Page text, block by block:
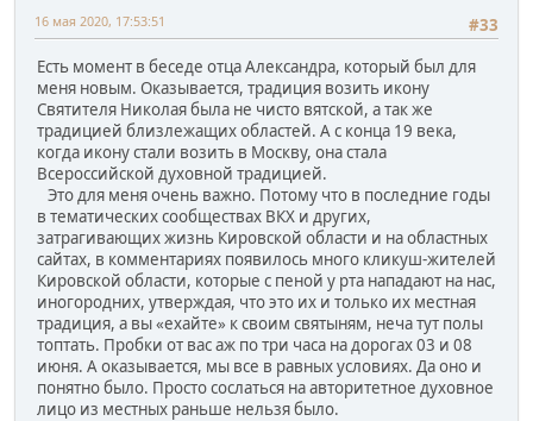
#33
16 мая 2020, 17:53:51
Есть момент в беседе отца Александра, который был для
меня новым. Оказывается, традиция возить икону
Святителя Николая была не чисто вятской, а так же
традицией близлежащих областей. А с конца 19 века,
когда икону стали возить в Москву, она стала
Всероссийской духовной традицией.
Это для меня очень важно. Потому что в последние годы
в тематических сообществах ВКХ и других,
затрагивающих жизнь Кировской области и на областных
сайтах, в комментариях появилось много кликуш-жителей
Кировской области, которые с пеной у рта нападают на нас,
иногородних, утверждая, что это их и только их местная
традиция, а вы «ехайте» к своим святыням, неча тут полы
топтать. Пробки от вас аж по три часа на дорогах 03 и 08
июня. А оказывается, мы все в равных условиях. Да оно и
понятно было. Просто сослаться на авторитетное духовное
лицо из местных раньше нельзя было.